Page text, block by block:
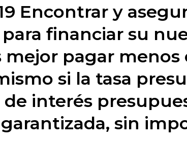
Encontrar y
financiar su
mejor pagar menos
si la tasa
de interés
sin